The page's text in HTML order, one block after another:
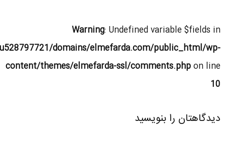
Warning: Undefined variable $fields in
domains/elmefarda.com/public_html/wp-
content/themes/elmefarda-ssl/comments.phpon line
10
دیدگاهتان را بنویسید